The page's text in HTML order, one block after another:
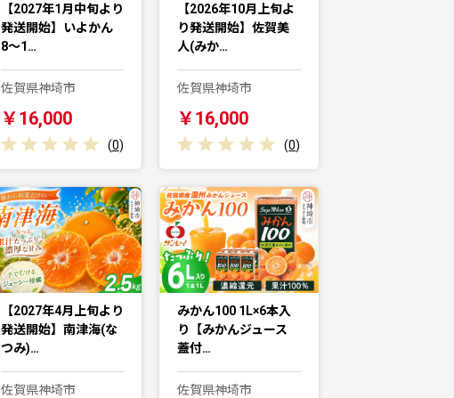
【2027年1月中旬より
発送開始】いよかん
8〜1…
佐賀県神埼市
￥16,000
(0)
【2026年10月上旬よ
り発送開始】佐賀美
人(みか…
佐賀県神埼市
￥16,000
(0)
【2027年4月上旬より
発送開始】南津海(な
つみ)…
佐賀県神埼市
みかん100 1L×6本入
り【みかんジュース
蓋付…
佐賀県神埼市